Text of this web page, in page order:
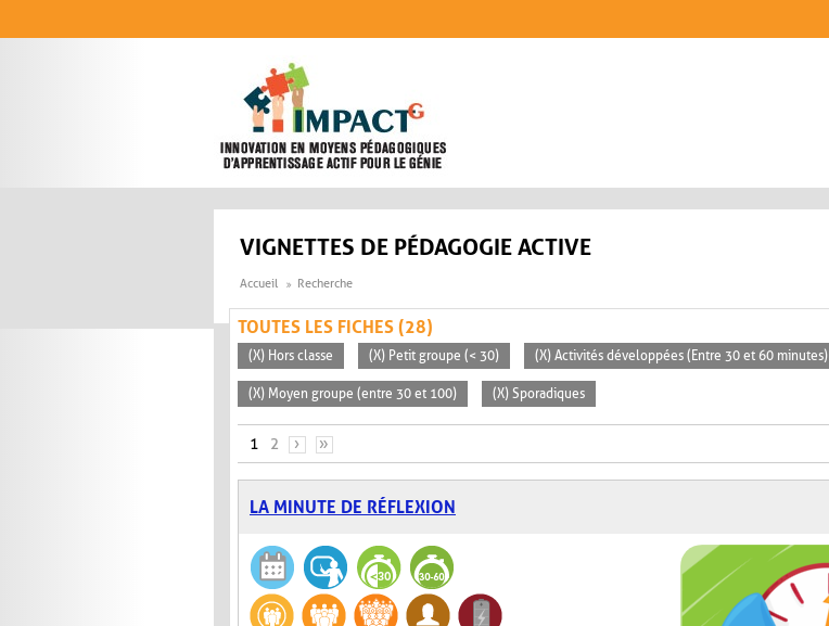
VIGNETTES DE PÉDAGOGIE ACTIVE
Accueil Recherche
TOUTES LES FICHES (28)
(X) Hors classe (X) Petit groupe (< 30) (X) Activités développées (Entre 30 et 60 minutes)
(X) Moyen groupe (entre 30 et 100) (X) Sporadiques
PAGES
1 2 › »
LA MINUTE DE RÉFLEXION